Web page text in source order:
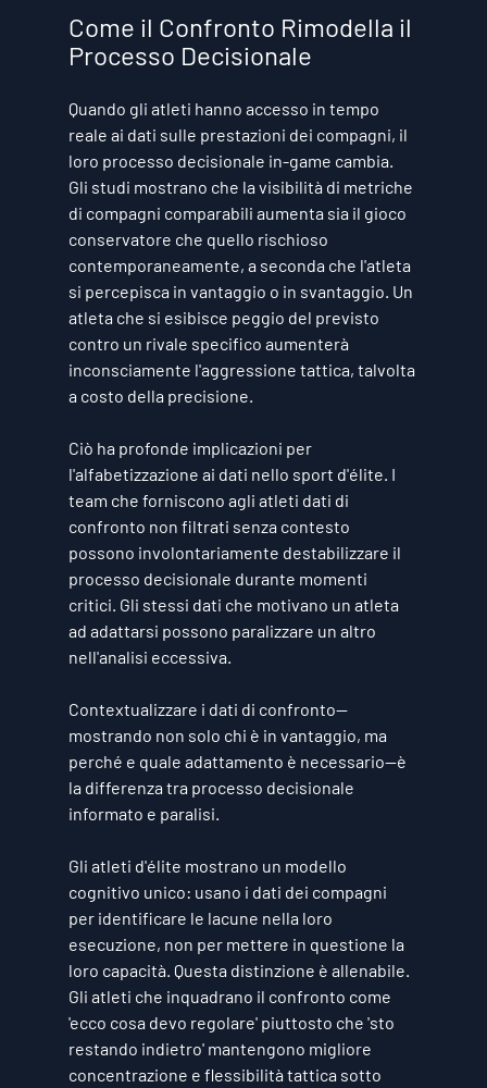
Come il Confronto Rimodella il
Processo Decisionale
Quando gli atleti hanno accesso in tempo
reale ai dati sulle prestazioni dei compagni, il
loro processo decisionale in-game cambia.
Gli studi mostrano che la visibilità di metriche
di compagni comparabili aumenta sia il gioco
conservatore che quello rischioso
contemporaneamente, a seconda che l'atleta
si percepisca in vantaggio o in svantaggio. Un
atleta che si esibisce peggio del previsto
contro un rivale specifico aumenterà
inconsciamente l'aggressione tattica, talvolta
a costo della precisione.
Ciò ha profonde implicazioni per
l'alfabetizzazione ai dati nello sport d'élite. I
team che forniscono agli atleti dati di
confronto non filtrati senza contesto
possono involontariamente destabilizzare il
processo decisionale durante momenti
critici. Gli stessi dati che motivano un atleta
ad adattarsi possono paralizzare un altro
nell'analisi eccessiva.
Contextualizzare i dati di confronto—
mostrando non solo chi è in vantaggio, ma
perché e quale adattamento è necessario—è
la differenza tra processo decisionale
informato e paralisi.
Gli atleti d'élite mostrano un modello
cognitivo unico: usano i dati dei compagni
per identificare le lacune nella loro
esecuzione, non per mettere in questione la
loro capacità. Questa distinzione è allenabile.
Gli atleti che inquadrano il confronto come
'ecco cosa devo regolare' piuttosto che 'sto
restando indietro' mantengono migliore
concentrazione e flessibilità tattica sotto